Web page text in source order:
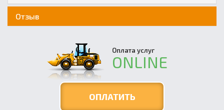
Отзыв
Оплата услуг
ONLINE
ОПЛАТИТЬ